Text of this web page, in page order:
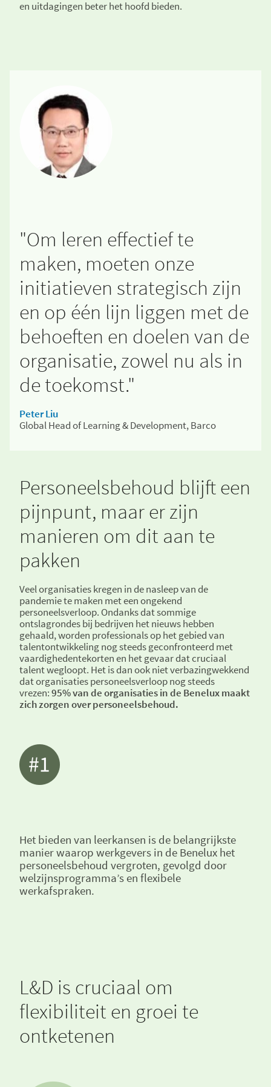
en uitdagingen beter het hoofd bieden.
"Om leren effectief te
maken, moeten onze
initiatieven strategisch zijn
en op één lijn liggen met de
behoeften en doelen van de
organisatie, zowel nu als in
de toekomst."
Peter Liu
Global Head of Learning & Development, Barco
Personeelsbehoud blijft een
pijnpunt, maar er zijn
manieren om dit aan te
pakken
Veel organisaties kregen in de nasleep van de
pandemie te maken met een ongekend
personeelsverloop. Ondanks dat sommige
ontslagrondes bij bedrijven het nieuws hebben
gehaald, worden professionals op het gebied van
talentontwikkeling nog steeds geconfronteerd met
vaardighedentekorten en het gevaar dat cruciaal
talent wegloopt. Het is dan ook niet verbazingwekkend
dat organisaties personeelsverloop nog steeds
vrezen:95% van de organisaties in de Benelux maakt
zich zorgen over personeelsbehoud.
Het bieden van leerkansen is de belangrijkste
manier waarop werkgevers in de Benelux het
personeelsbehoud vergroten, gevolgd door
welzijnsprogramma’s en flexibele
werkafspraken.
L&D is cruciaal om
flexibiliteit en groei te
ontketenen